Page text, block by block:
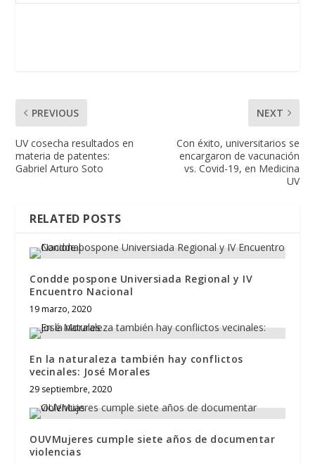
PREVIOUS
UV cosecha resultados en
materia de patentes:
Gabriel Arturo Soto
NEXT
Con éxito, universitarios se
encargaron de vacunación
vs. Covid-19, en Medicina
UV
RELATED POSTS
Condde pospone Universiada Regional y IV
Encuentro Nacional
19 marzo, 2020
En la naturaleza también hay conflictos
vecinales: José Morales
29 septiembre, 2020
OUVMujeres cumple siete años de documentar
violencias